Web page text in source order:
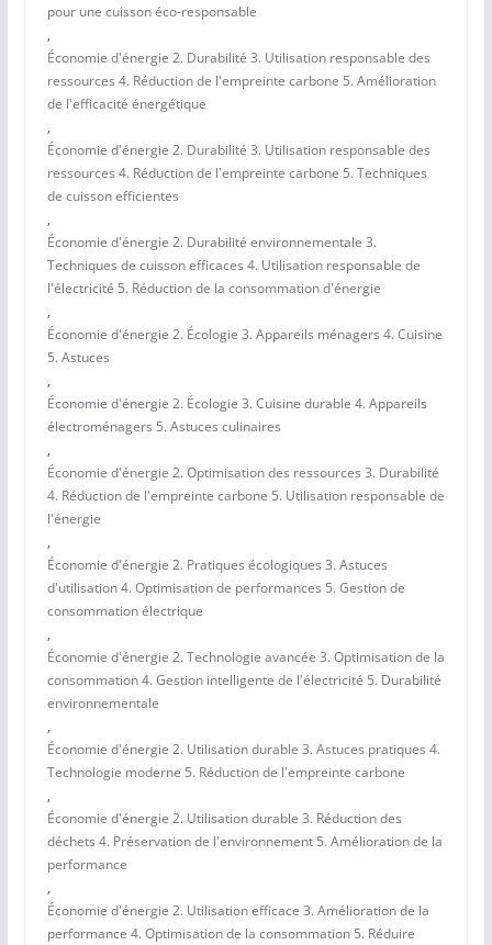
pour une cuisson éco-responsable
,
Économie d'énergie 2. Durabilité 3. Utilisation responsable des
ressources 4. Réduction de l'empreinte carbone 5. Amélioration
de l'efficacité énergétique
,
Économie d'énergie 2. Durabilité 3. Utilisation responsable des
ressources 4. Réduction de l'empreinte carbone 5. Techniques
de cuisson efficientes
,
Économie d'énergie 2. Durabilité environnementale 3.
Techniques de cuisson efficaces 4. Utilisation responsable de
l'électricité 5. Réduction de la consommation d'énergie
,
Économie d'énergie 2. Écologie 3. Appareils ménagers 4. Cuisine
5. Astuces
,
Économie d'énergie 2. Écologie 3. Cuisine durable 4. Appareils
électroménagers 5. Astuces culinaires
,
Économie d'énergie 2. Optimisation des ressources 3. Durabilité
4. Réduction de l'empreinte carbone 5. Utilisation responsable de
l'énergie
,
Économie d'énergie 2. Pratiques écologiques 3. Astuces
d'utilisation 4. Optimisation de performances 5. Gestion de
consommation électrique
,
Économie d'énergie 2. Technologie avancée 3. Optimisation de la
consommation 4. Gestion intelligente de l'électricité 5. Durabilité
environnementale
,
Économie d'énergie 2. Utilisation durable 3. Astuces pratiques 4.
Technologie moderne 5. Réduction de l'empreinte carbone
,
Économie d'énergie 2. Utilisation durable 3. Réduction des
déchets 4. Préservation de l'environnement 5. Amélioration de la
performance
,
Économie d'énergie 2. Utilisation efficace 3. Amélioration de la
performance 4. Optimisation de la consommation 5. Réduire